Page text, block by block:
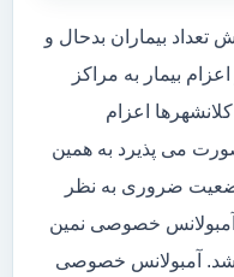
تعداد بیماران بدحال و
بیمار به مراکز
اعزام
می پذیرد به همین
وضعیت ضروری به نظر
خصوصی نمین
آمبولانس خصوصی